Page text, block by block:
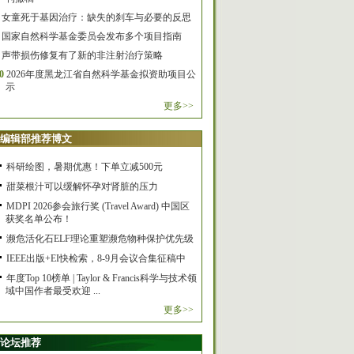
女童死于基因治疗：缺失的刹车与必要的反思
国家自然科学基金委员会发布多个项目指南
声带损伤修复有了新的非注射治疗策略
2026年度黑龙江省自然科学基金拟资助项目公
示
更多>>
编辑部推荐博文
科研绘图，暑期优惠！下单立减500元
甜菜根汁可以缓解怀孕对肾脏的压力
MDPI 2026参会旅行奖 (Travel Award) 中国区
获奖名单公布！
濒危活化石ELF理论重塑濒危物种保护优先级
IEEE出版+EI快检索，8-9月会议合集征稿中
年度Top 10榜单 | Taylor & Francis科学与技术领
域中国作者最受欢迎 ...
更多>>
论坛推荐